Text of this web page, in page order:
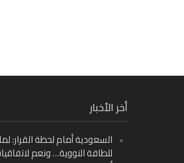
أخر الأخبار
السعودية أمام لحظة القرار:
للطاقة النووية… ونعم